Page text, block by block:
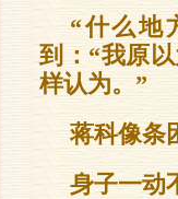
“什么地
到：“我原
样认为。”
蒋科像条
身子一动